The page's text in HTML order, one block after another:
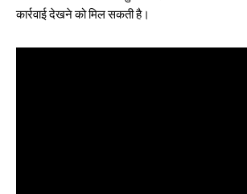
कार्रवाई देखने को मिल सकती है।